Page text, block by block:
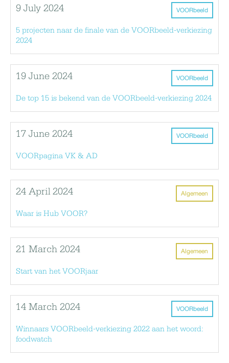
VOORbeeld
9 July 2024
5 projecten naar de finale van de VOORbeeld-verkiezing
2024
VOORbeeld
19 June 2024
De top 15 is bekend van de VOORbeeld-verkiezing 2024
VOORbeeld
17 June 2024
VOORpagina VK & AD
Algemeen
24 April 2024
Waar is Hub VOOR?
Algemeen
21 March 2024
Start van het VOORjaar
VOORbeeld
14 March 2024
Winnaars VOORbeeld-verkiezing 2022 aan het woord:
foodwatch